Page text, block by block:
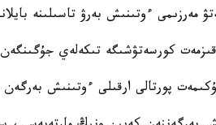
مەرزىمى ءوتىنىش بەرۋ تاسىلىنە
كورسەتۋشىگە تىكەلەي جۇگىنگەن جاعدايدا - 5
پورتالى ارقىلى ءوتىنىش بەرگەن جاعدايدا - 3